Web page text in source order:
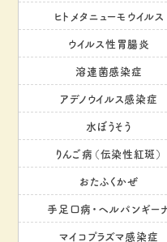
ヒトメタニューモウイルス
ウイルス性胃腸炎
溶連菌感染症
アデノウイルス感染症
水ぼうそう
りんご病（伝染性紅斑）
おたふくかぜ
手足口病・ヘルパンギー
マイコプラズマ感染症